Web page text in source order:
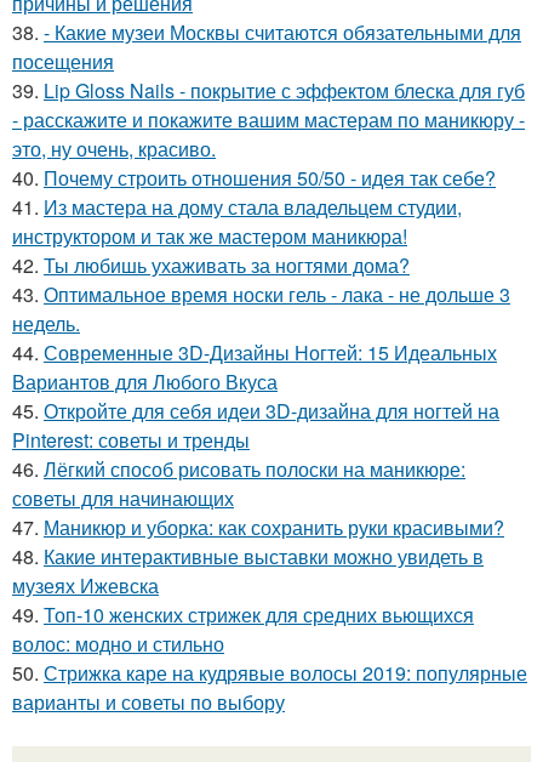
38. - Какие музеи Москвы считаются обязательными для
посещения
39. Lip Gloss Nails - покрытие с эффектом блеска для губ
- расскажите и покажите вашим мастерам по маникюру -
это, ну очень, красиво.
40. Почему строить отношения 50/50 - идея так себе?
41. Из мастера на дому стала владельцем студии,
инструктором и так же мастером маникюра!
42. Ты любишь ухаживать за ногтями дома?
43. Оптимальное время носки гель - лака - не дольше 3
недель.
44. Современные 3D-Дизайны Ногтей: 15 Идеальных
Вариантов для Любого Вкуса
45. Откройте для себя идеи 3D-дизайна для ногтей на
Pinterest: советы и тренды
46. Лёгкий способ рисовать полоски на маникюре:
советы для начинающих
47. Маникюр и уборка: как сохранить руки красивыми?
48. Какие интерактивные выставки можно увидеть в
музеях Ижевска
49. Топ-10 женских стрижек для средних вьющихся
волос: модно и стильно
50. Стрижка каре на кудрявые волосы 2019: популярные
варианты и советы по выбору